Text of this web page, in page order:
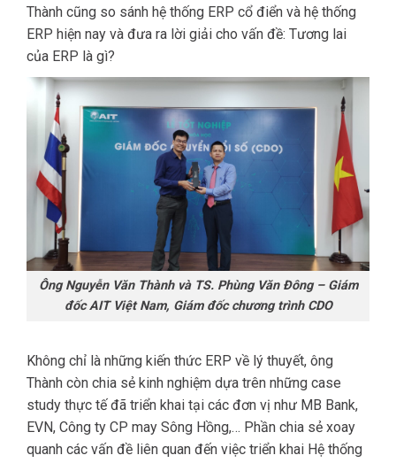
Thành cũng so sánh hệ thống ERP cổ điển và hệ thống
ERP hiện nay và đưa ra lời giải cho vấn đề: Tương lai
của ERP là gì?
Ông Nguyễn Văn Thành và TS. Phùng Văn Đông – Giám
đốc AIT Việt Nam, Giám đốc chương trình CDO
Không chỉ là những kiến thức ERP về lý thuyết, ông
Thành còn chia sẻ kinh nghiệm dựa trên những case
study thực tế đã triển khai tại các đơn vị như MB Bank,
EVN, Công ty CP may Sông Hồng,… Phần chia sẻ xoay
quanh các vấn đề liên quan đến việc triển khai Hệ thống